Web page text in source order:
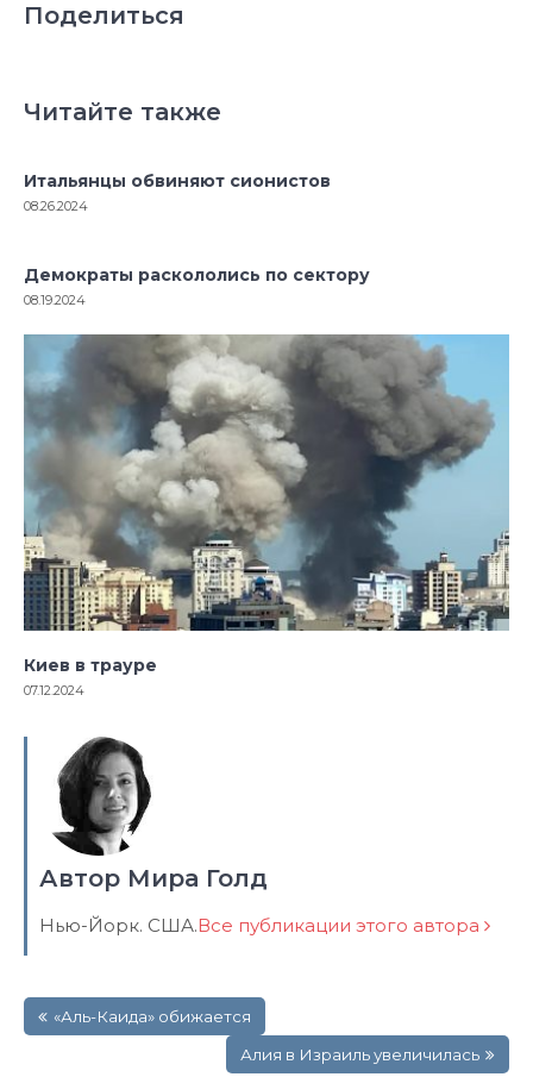
Поделиться
Читайте также
Итальянцы обвиняют сионистов
08.26.2024
Демократы раскололись по сектору
08.19.2024
Киев в трауре
07.12.2024
Автор Мира Голд
Нью-Йорк. США.Все публикации этого автора
по «Аль-Каида» обижается
Алия в Израиль увеличилась